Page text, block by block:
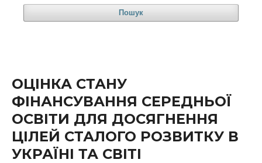
Пошук
ОЦІНКА СТАНУ
ФІНАНСУВАННЯ СЕРЕДНЬОЇ
ОСВІТИ ДЛЯ ДОСЯГНЕННЯ
ЦІЛЕЙ СТАЛОГО РОЗВИТКУ В
УКРАЇНІ ТА СВІТІ